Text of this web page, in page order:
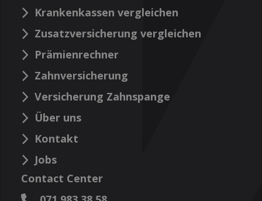
Krankenkassen vergleichen
Zusatzversicherung vergleichen
Prämienrechner
Zahnversicherung
Versicherung Zahnspange
Über uns
Kontakt
Jobs
Contact Center